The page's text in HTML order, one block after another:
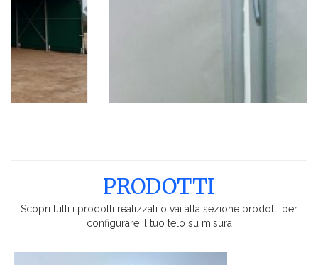
PRODOTTI
Scopri tutti i prodotti realizzati o vai alla sezione prodotti per
configurare il tuo telo su misura